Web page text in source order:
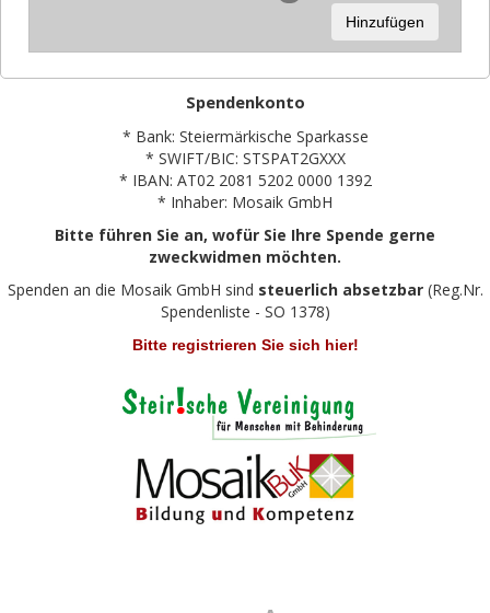
Hinzufügen
Spendenkonto
* Bank: Steiermärkische Sparkasse
* SWIFT/BIC: STSPAT2GXXX
* IBAN: AT02 2081 5202 0000 1392
* Inhaber: Mosaik GmbH
Bitte führen Sie an, wofür Sie Ihre Spende gerne
zweckwidmen möchten.
Spenden an die Mosaik GmbH sind steuerlich absetzbar(Reg.Nr.
Spendenliste - SO 1378)
Bitte registrieren Sie sich hier!